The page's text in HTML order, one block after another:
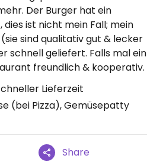
Der Burger hat ein
ist nicht mein Fall; mein
sind qualitativ gut & lecker
schnell geliefert. Falls mal ein
freundlich & kooperativ.
Lieferzeit
(bei Pizza), Gemüsepatty
Share